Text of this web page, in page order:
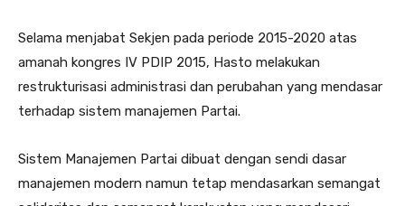
Selama menjabat Sekjen pada periode 2015-2020 atas
amanah kongres IV PDIP 2015, Hasto melakukan
restrukturisasi administrasi dan perubahan yang mendasar
terhadap sistem manajemen Partai.
Sistem Manajemen Partai dibuat dengan sendi dasar
manajemen modern namun tetap mendasarkan semangat